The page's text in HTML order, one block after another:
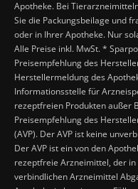
Apotheke. Bei
Sie die Packungsbeilage und
oder in Ihrer Apotheke. Nur
Alle Preise inkl. MwSt. *
Preisempfehlung des
Herstellermeldung des
Informationsstelle für
rezeptfreien Produkten außer
Preisempfehlung des
(AVP). Der AVP ist keine
Der AVP ist ein von den
rezeptfreie Arzneimittel, der
verbindlichen Arzneimittel